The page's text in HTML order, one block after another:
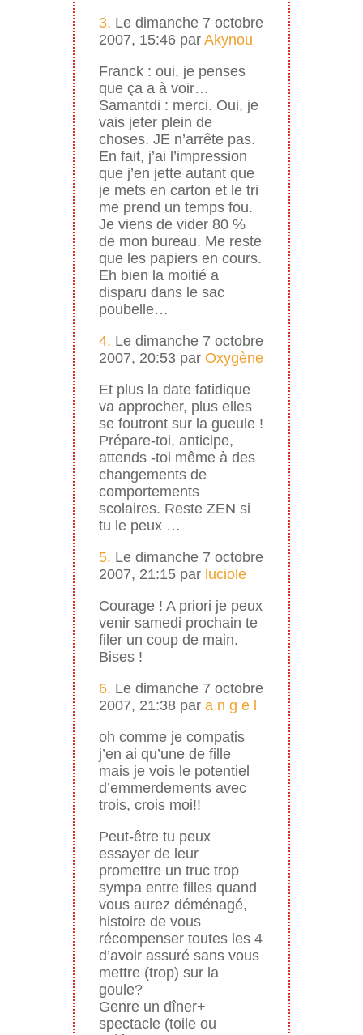
3. Le dimanche 7 octobre
2007, 15:46 par Akynou
Franck : oui, je penses
que ça a à voir…
Samantdi : merci. Oui, je
vais jeter plein de
choses. JE n’arrête pas.
En fait, j’ai l’impression
que j’en jette autant que
je mets en carton et le tri
me prend un temps fou.
Je viens de vider 80 %
de mon bureau. Me reste
que les papiers en cours.
Eh bien la moitié a
disparu dans le sac
poubelle…
4. Le dimanche 7 octobre
2007, 20:53 par Oxygène
Et plus la date fatidique
va approcher, plus elles
se foutront sur la gueule !
Prépare-toi, anticipe,
attends -toi même à des
changements de
comportements
scolaires. Reste ZEN si
tu le peux …
5. Le dimanche 7 octobre
2007, 21:15 par luciole
Courage ! A priori je peux
venir samedi prochain te
filer un coup de main.
Bises !
6. Le dimanche 7 octobre
2007, 21:38 par a n g e l
oh comme je compatis
j’en ai qu’une de fille
mais je vois le potentiel
d’emmerdements avec
trois, crois moi!!
Peut-être tu peux
essayer de leur
promettre un truc trop
sympa entre filles quand
vous aurez déménagé,
histoire de vous
récompenser toutes les 4
d’avoir assuré sans vous
mettre (trop) sur la
goule?
Genre un dîner+
spectacle (toile ou